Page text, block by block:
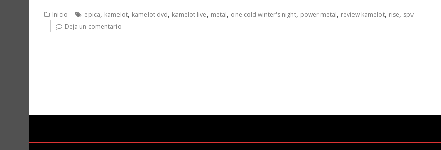
Inicio epica, kamelot, kamelot dvd, kamelot live, metal, one cold winter's night, power metal, review kamelot, rise, spv
Deja un comentario